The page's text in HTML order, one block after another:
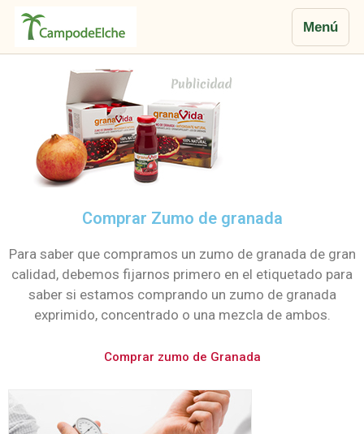
Menú
Comprar Zumo de granada
Para saber que compramos un zumo de granada de gran
calidad, debemos fijarnos primero en el etiquetado para
saber si estamos comprando un zumo de granada
exprimido, concentrado o una mezcla de ambos.
Comprar zumo de Granada